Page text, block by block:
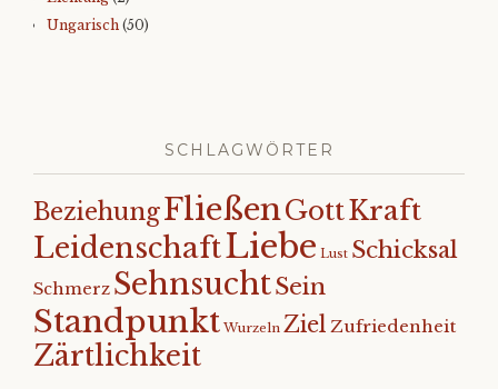
Ungarisch (50)
SCHLAGWÖRTER
BeziehungFließenGottKraft
LeidenschaftLiebe Lust Schicksal
Schmerz SehnsuchtSein
Standpunkt Wurzeln Ziel Zufriedenheit
Zärtlichkeit